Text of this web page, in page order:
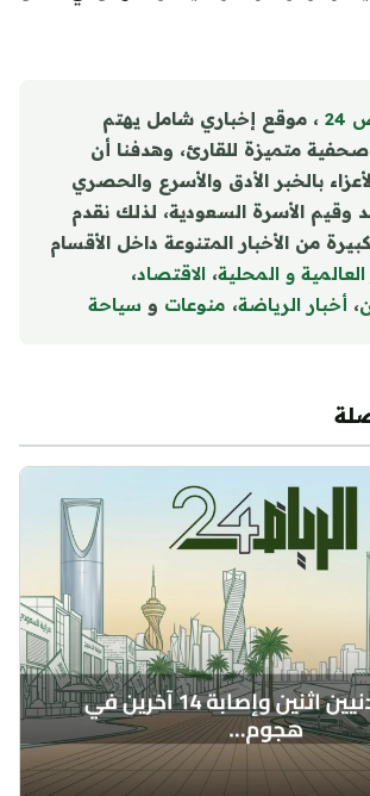
، موقع إخباري شامل يهتم
متميزة للقارئ، وهدفنا أن
بالخبر الأدق والأسرع والحصري
وقيم الأسرة السعودية، لذلك نقدم
من الأخبار المتنوعة داخل الأقسام
العالمية و المحلية، الاقتصاد،
، أخبار الرياضة، منوعات و سياحة